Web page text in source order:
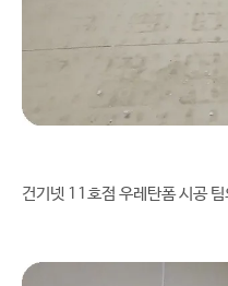
건기넷 11호점 우레탄폼 시공 팀